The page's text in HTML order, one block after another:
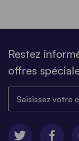
Restez
offres